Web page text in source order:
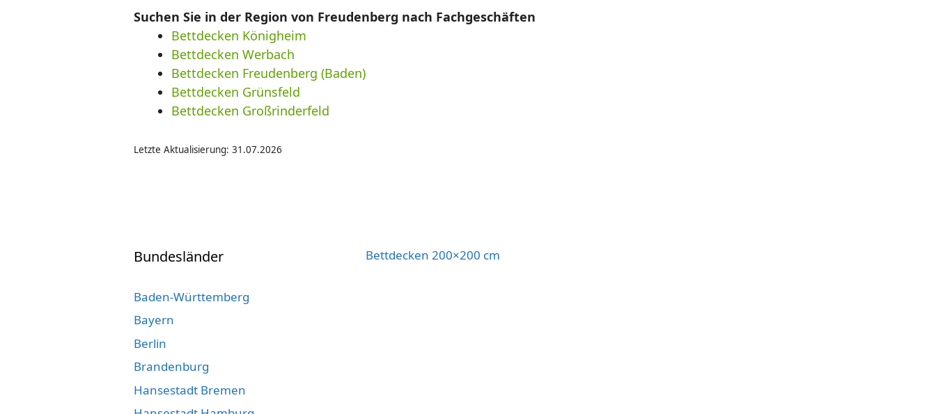
Suchen Sie in der Region von Freudenberg nach Fachgeschäften
Bettdecken Königheim
Bettdecken Werbach
Bettdecken Freudenberg (Baden)
Bettdecken Grünsfeld
Bettdecken Großrinderfeld
Letzte Aktualisierung: 31.07.2026
Bundesländer
Baden-Württemberg
Bayern
Berlin
Brandenburg
Hansestadt Bremen
Bettdecken 200×200 cm